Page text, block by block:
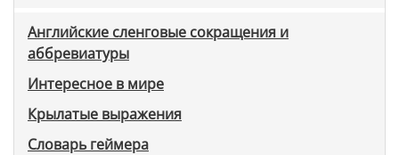
Английские сленговые сокращения и
аббревиатуры
Интересное в мире
Крылатые выражения
Словарь геймера